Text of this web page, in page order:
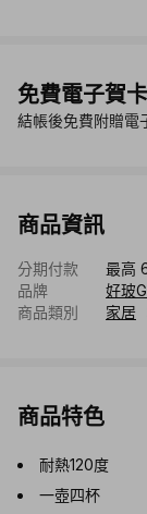
免費電子賀卡
結帳後免費附贈電
商品資訊
分期付款
最高
品牌
好玻
商品類別
家居
商品特色
耐熱120度
一壺四杯